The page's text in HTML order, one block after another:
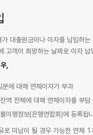
대출원금이나 이자를 납입하는
고객이 희망하는 날짜로 이자
,
에 대해 연체이자가 부과
액 전체에 대해 연체이자를 부담
이행정보(은행연합회)에 등록됩
로 미납이 될 경우 가능한 연체